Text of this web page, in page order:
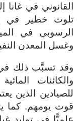
القانوني في
تلوث خطير في
الرسوبي في
وغسل المعدن
وقد تسبَّب ذلك
والكائنات
للصيادين الذين
قوت يومهم. كما